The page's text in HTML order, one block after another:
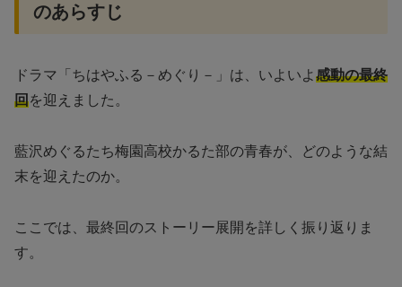
のあらすじ
ドラマ「ちはやふる－めぐり－」は、いよいよ感動の最終
回を迎えました。
藍沢めぐるたち梅園高校かるた部の青春が、どのような結
末を迎えたのか。
ここでは、最終回のストーリー展開を詳しく振り返りま
す。